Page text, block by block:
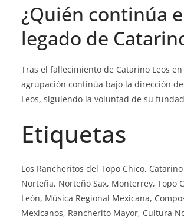
¿Quién continúa
legado de
Tras el fallecimiento de Catarino Leos en
agrupación continúa bajo la dirección
Leos, siguiendo la voluntad de su
Etiquetas
Los Rancheritos del Topo Chico,
Norteña, Norteño Sax, Monterrey, Topo
León, Música Regional Mexicana,
Mexicanos, Rancherito Mayor, Cultura